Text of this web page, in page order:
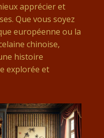
apprécier et
Que vous soyez
européenne ou la
chinoise,
histoire
explorée et